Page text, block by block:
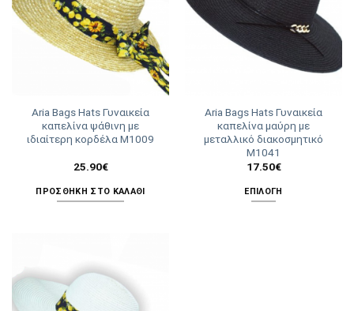
Aria Bags Hats Γυναικεία
καπελίνα ψάθινη με
ιδιαίτερη κορδέλα Μ1009
25.90€
ΠΡΟΣΘΉΚΗ ΣΤΟ ΚΑΛΆΘΙ
Aria Bags Hats Γυναικεία
καπελίνα μαύρη με
μεταλλικό διακοσμητικό
Μ1041
17.50€
ΕΠΙΛΟΓΉ